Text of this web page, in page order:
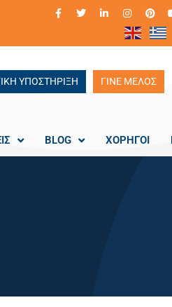
ΥΠΟΣΤΗΡΙΞΗ ΓΙΝΕ ΜΕΛΟΣ
BLOG ΧΟΡΗΓΟΙ